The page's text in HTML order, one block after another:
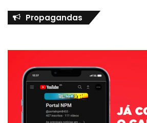
Propagandas